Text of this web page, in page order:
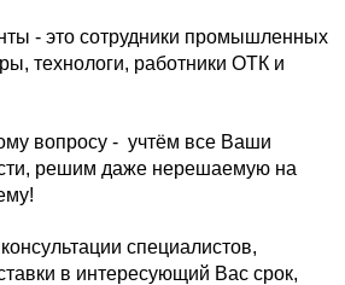
- это сотрудники промышленных
технологи, работники ОТК и
вопросу - учтём все Ваши
решим даже нерешаемую на
специалистов,
в интересующий Вас срок,